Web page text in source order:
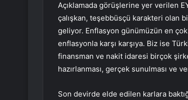
Açıklamada görüşlerine yer verilen
çalışkan, teşebbüsçü karakteri olan
geliyor. Enflasyon günümüzün en
enflasyonla karşı karşıya. Biz ise
finansman ve nakit idaresi birçok
hazırlanması, gerçek sunulması
Son devirde elde edilen karlara